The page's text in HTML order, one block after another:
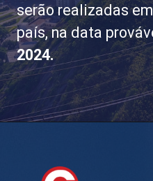
serão realizadas
país, na data
2024.